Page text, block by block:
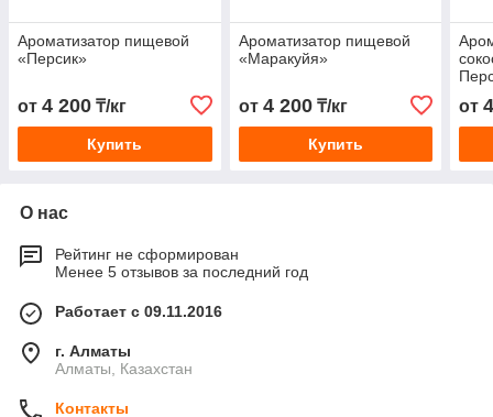
Ароматизатор пищевой
«Персик»
от 4 200 ₸/кг
Купить
Ароматизатор пищевой
«Маракуйя»
от 4 200₸/кг
Купить
от
О нас
Рейтинг не сформирован
Менее 5 отзывов за последний год
Работает с 09.11.2016
г. Алматы
Алматы, Казахстан
Контакты